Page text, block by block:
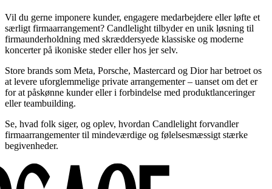
Vil du gerne imponere kunder, engagere medarbejdere eller løfte et
særligt firmaarrangement? Candlelight tilbyder en unik løsning til
firmaunderholdning med skræddersyede klassiske og moderne
koncerter på ikoniske steder eller hos jer selv.
Store brands som Meta, Porsche, Mastercard og Dior har betroet os
at levere uforglemmelige private arrangementer – uanset om det er
for at påskønne kunder eller i forbindelse med produktlanceringer
eller teambuilding.
Se, hvad folk siger, og oplev, hvordan Candlelight forvandler
firmaarrangementer til mindeværdige og følelsesmæssigt stærke
begivenheder.